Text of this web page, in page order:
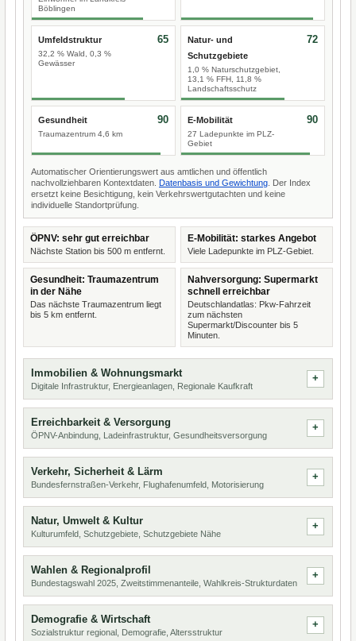
Böblingen
Umfeldstruktur
32,2 % Wald, 0,3 %
Gewässer
65
Natur- und
Schutzgebiete
1,0 % Naturschutzgebiet,
13,1 % FFH, 11,8 %
Landschaftsschutz
72
Gesundheit
Traumazentrum 4,6 km
90 E-Mobilität
27 Ladepunkte im PLZ-
Gebiet
90
Automatischer Orientierungswert aus amtlichen und öffentlich
nachvollziehbaren Kontextdaten. Datenbasis und Gewichtung . Der Index
ersetzt keine Besichtigung, kein Verkehrswertgutachten und keine
individuelle Standortprüfung.
ÖPNV: sehr gut erreichbar
Nächste Station bis 500 m entfernt.
E-Mobilität: starkes Angebot
Viele Ladepunkte im PLZ-Gebiet.
Gesundheit: Traumazentrum
in der Nähe
Das nächste Traumazentrum liegt
bis 5 km entfernt.
Nahversorgung: Supermarkt
schnell erreichbar
Deutschlandatlas: Pkw-Fahrzeit
zum nächsten
Supermarkt/Discounter bis 5
Minuten.
Immobilien & Wohnungsmarkt
Digitale Infrastruktur, Energieanlagen, Regionale Kaufkraft
Erreichbarkeit & Versorgung
ÖPNV-Anbindung, Ladeinfrastruktur, Gesundheitsversorgung
Verkehr, Sicherheit & Lärm
Bundesfernstraßen-Verkehr, Flughafenumfeld, Motorisierung
Natur, Umwelt & Kultur
Kulturumfeld, Schutzgebiete, Schutzgebiete Nähe
Wahlen & Regionalprofil
Bundestagswahl 2025, Zweitstimmenanteile, Wahlkreis-Strukturdaten
Demografie & Wirtschaft
Sozialstruktur regional, Demografie, Altersstruktur